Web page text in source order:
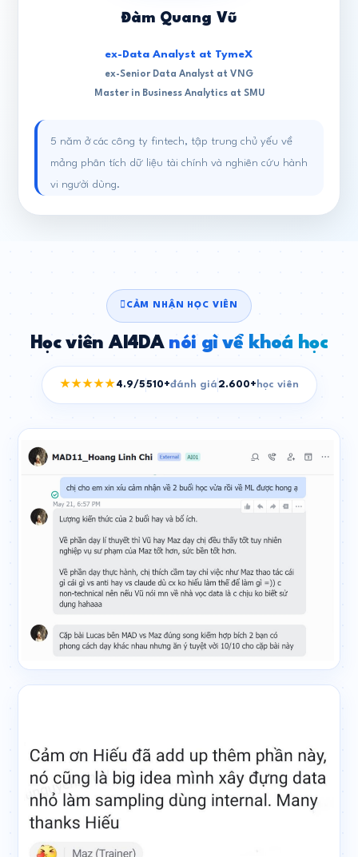
Đàm Quang Vũ
ex-Data Analyst at TymeX
ex-Senior Data Analyst at VNG
Master in Business Analytics at SMU
5 năm ở các công ty fintech, tập trung chủ yếu về
mảng phân tích dữ liệu tài chính và nghiên cứu hành
vi người dùng.
CẢM NHẬN HỌC VIÊN
Học viên AI4DA nói gì về khoá học
★★★★★4.9/5510+đánh giá2.600+ học viên